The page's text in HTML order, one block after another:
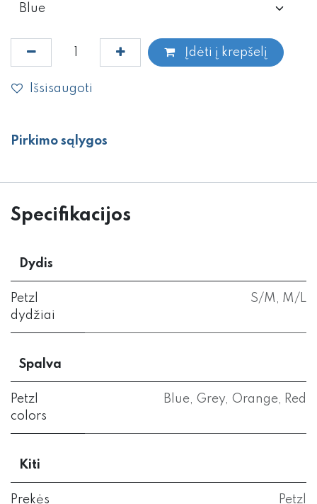
Įdėti į krepšelį
Išsisaugoti
Pirkimo sąlygos
Specifikacijos
Dydis
Petzl
dydžiai
S/M , M/L
Spalva
Petzl
colors
Blue, Grey, Orange, Red
Kiti
Prekės Petzl